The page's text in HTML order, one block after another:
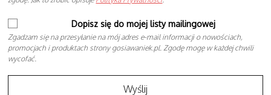
Dopisz się do mojej listy mailingowej
Zgadzam się na przesyłanie na mój adres e-mail informacji o nowościach,
promocjach i produktach strony gosiawaniek.pl. Zgodę mogę w każdej chwili
wycofać.